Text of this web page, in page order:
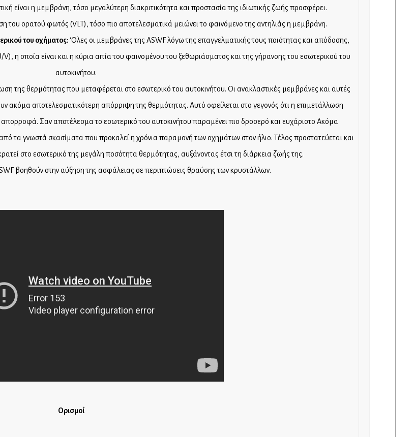
είναι η μεμβράνη, τόσο μεγαλύτερη διακριτικότητα και προστασία της ιδιωτικής ζωής προσφέρει.
του ορατού φωτός (VLT), τόσο πιο αποτελεσματικά μειώνει το φαινόμενο της αντηλιάς η μεμβράνη.
του οχήματος:‘Ολες οι μεμβράνες της ASWF λόγω της επαγγελματικής τους ποιότητας και απόδοσης,
η οποία είναι και η κύρια αιτία του φαινομένου του ξεθωριάσματος και της γήρανσης του εσωτερικού του
αυτοκινήτου.
της θερμότητας που μεταφέρεται στο εσωτερικό του αυτοκινήτου. Οι ανακλαστικές μεμβράνες και αυτές
αποτελεσματικότερη απόρριψη της θερμότητας. Αυτό οφείλεται στο γεγονός ότι η επιμετάλλωση
Σαν αποτέλεσμα το εσωτερικό του αυτοκινήτου παραμένει πιο δροσερό και ευχάριστο Ακόμα
τα γνωστά σκασίματα που προκαλεί η χρόνια παραμονή των οχημάτων στον ήλιο. Τέλος προστατεύεται και
στο εσωτερικό της μεγάλη ποσότητα θερμότητας, αυξάνοντας έτσι τη διάρκεια ζωής της.
βοηθούν στην αύξηση της ασφάλειας σε περιπτώσεις θραύσης των κρυστάλλων.
Ορισμοί